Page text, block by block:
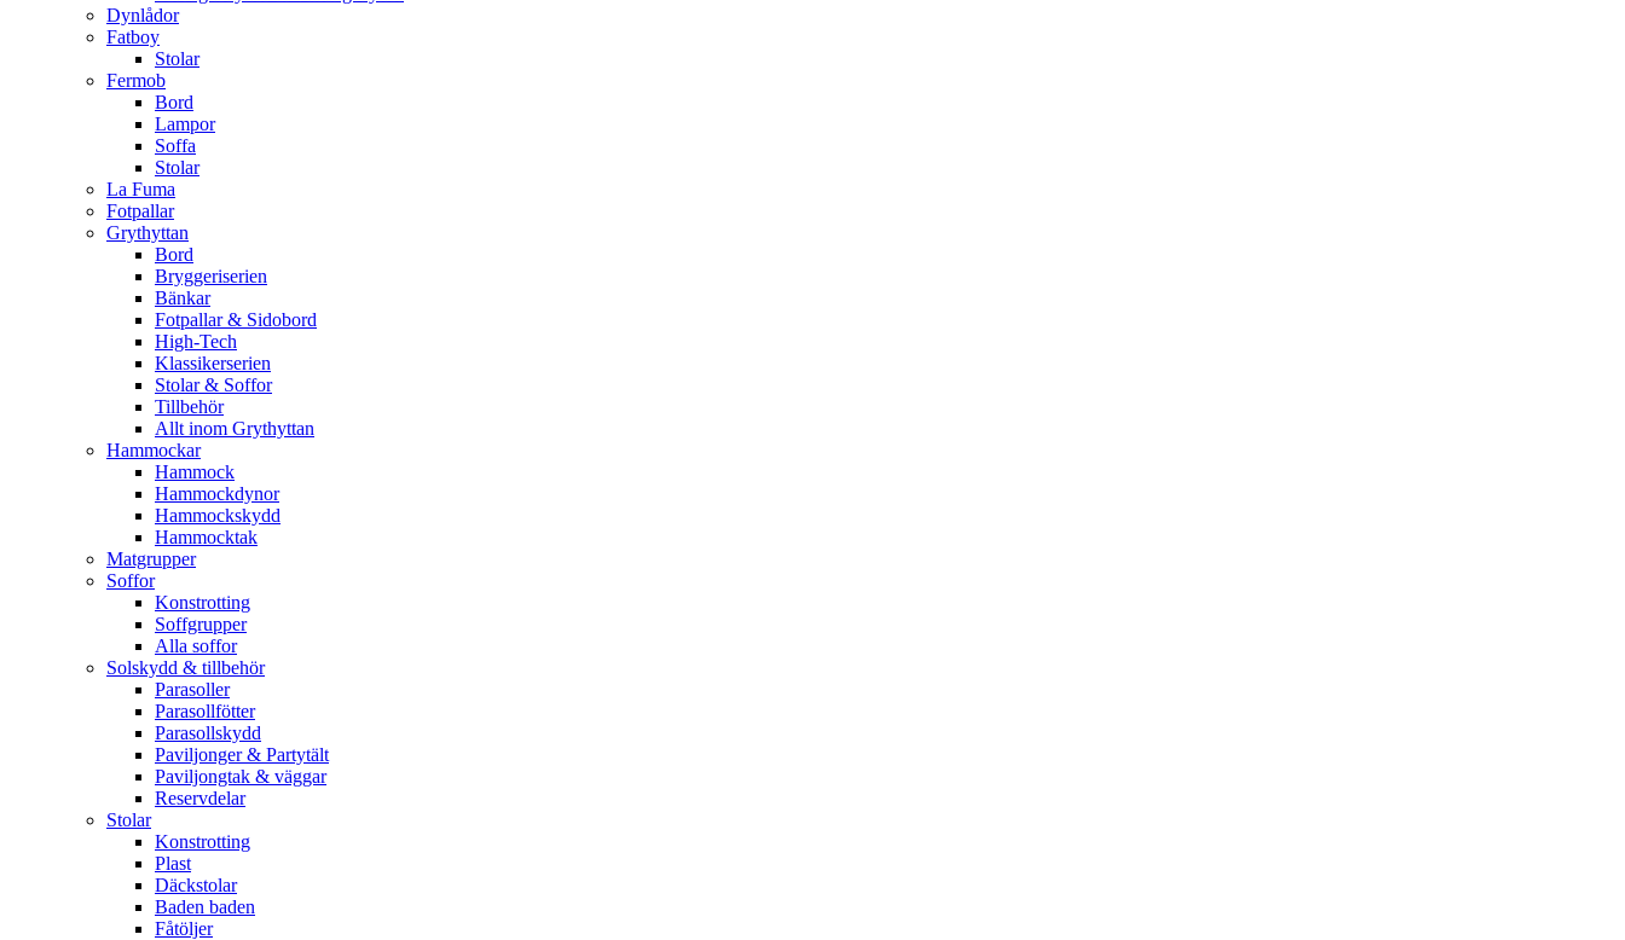
Dynlådor
Fatboy
Stolar
Fermob
Bord
Lampor
Soffa
Stolar
La Fuma
Fotpallar
Grythyttan
Bord
Bryggeriserien
Bänkar
Fotpallar & Sidobord
High-Tech
Klassikerserien
Stolar & Soffor
Tillbehör
Allt inom Grythyttan
Hammockar
Hammock
Hammockdynor
Hammockskydd
Hammocktak
Matgrupper
Soffor
Konstrotting
Soffgrupper
Alla soffor
Solskydd & tillbehör
Parasoller
Parasollfötter
Parasollskydd
Paviljonger & Partytält
Paviljongtak & väggar
Reservdelar
Stolar
Konstrotting
Plast
Däckstolar
Baden baden
Fåtöljer